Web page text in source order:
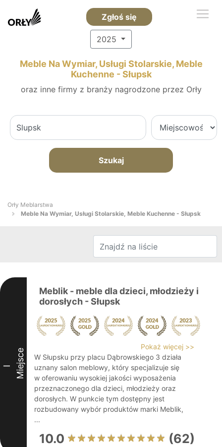
Zgłoś się
2025
Meble Na Wymiar, Usługi Stolarskie, Meble
Kuchenne - Słupsk
oraz inne firmy z branży nagrodzone przez Orły
Szukaj
Orły Meblarstwa
Meble Na Wymiar, Usługi Stolarskie, Meble Kuchenne - Słupsk
I Miejsce
Meblik - meble dla dzieci, młodzieży i
dorosłych - Słupsk
Pokaż więcej >>
W Słupsku przy placu Dąbrowskiego 3 działa
uznany salon meblowy, który specjalizuje się
w oferowaniu wysokiej jakości wyposażenia
przeznaczonego dla dzieci, młodzieży oraz
dorosłych. W punkcie tym dostępny jest
rozbudowany wybór produktów marki Meblik,
...
10.0 (62)